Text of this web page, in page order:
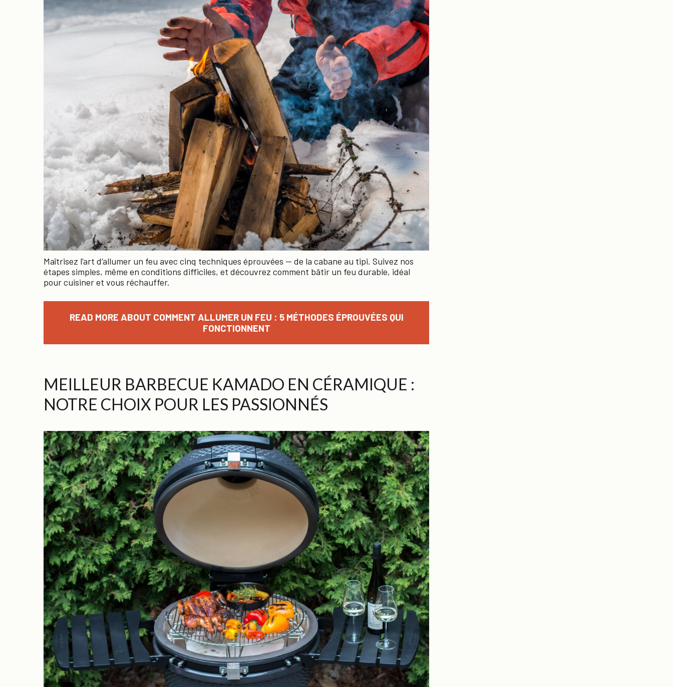
Maîtrisez l’art d’allumer un feu avec cinq techniques éprouvées — de la cabane au tipi. Suivez nos
étapes simples, même en conditions difficiles, et découvrez comment bâtir un feu durable, idéal
pour cuisiner et vous réchauffer.
READ MORE ABOUT COMMENT ALLUMER UN FEU : 5 MÉTHODES ÉPROUVÉES QUI
FONCTIONNENT
MEILLEUR BARBECUE KAMADO EN CÉRAMIQUE :
NOTRE CHOIX POUR LES PASSIONNÉS